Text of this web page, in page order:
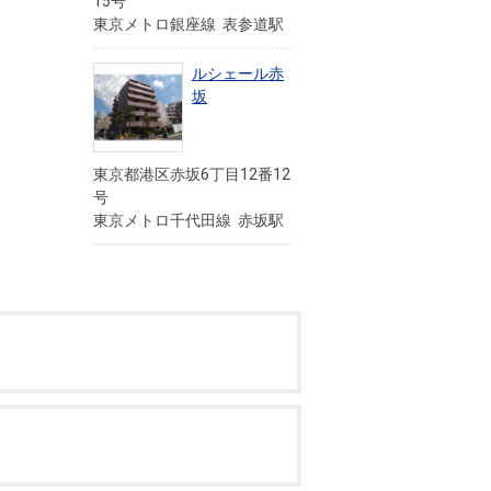
東京メトロ銀座線 表参道駅
ルシェール赤
坂
東京都港区赤坂6丁目12番12
号
東京メトロ千代田線 赤坂駅